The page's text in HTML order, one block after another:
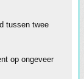
tussen twee
op ongeveer